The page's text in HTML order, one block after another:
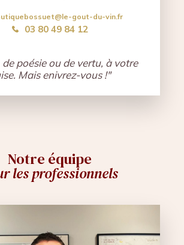
gout-du-vin.fr
03 80 49 84 12
de poésie ou de vertu, à votre
Mais enivrez-vous !"
Notre équipe
les professionnels